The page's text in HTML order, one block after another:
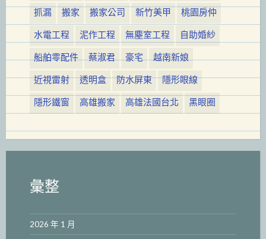
抓漏
搬家 搬家公司 新竹美甲
桃園房仲
水電工程
泥作工程 無塵室工程
自助婚紗
船舶零配件
蔡淑君 豪宅
越南新娘
近視雷射
透明盒 防水屏東
隱形眼線
隱形鐵窗
高雄搬家 高雄法國台北 黑眼圈
彙整
2026 年 1 月